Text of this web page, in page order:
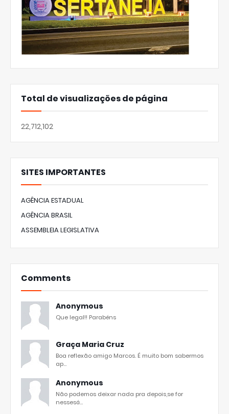
Total de visualizações de página
22,712,102
SITES IMPORTANTES
AGÊNCIA ESTADUAL
AGÊNCIA BRASIL
ASSEMBLEIA LEGISLATIVA
Comments
Anonymous
Que legal!! Parabéns
Graça Maria Cruz
Boa reflexão amigo Marcos. É muito bom sabermos
ap...
Anonymous
Não podemos deixar nada pra depois,se for
nessesá...